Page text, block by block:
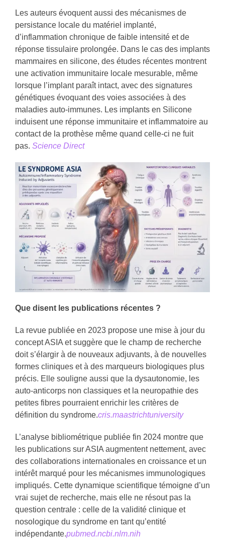
Les auteurs évoquent aussi des mécanismes de
persistance locale du matériel implanté,
d’inflammation chronique de faible intensité et de
réponse tissulaire prolongée. Dans le cas des implants
mammaires en silicone, des études récentes montrent
une activation immunitaire locale mesurable, même
lorsque l’implant paraît intact, avec des signatures
génétiques évoquant des voies associées à des
maladies auto-immunes. Les implants en Silicone
induisent une réponse immunitaire et inflammatoire au
contact de la prothèse même quand celle-ci ne fuit
pas. Science Direct
Que disent les publications récentes ?
La revue publiée en 2023 propose une mise à jour du
concept ASIA et suggère que le champ de recherche
doit s’élargir à de nouveaux adjuvants, à de nouvelles
formes cliniques et à des marqueurs biologiques plus
précis. Elle souligne aussi que la dysautonomie, les
auto-anticorps non classiques et la neuropathie des
petites fibres pourraient enrichir les critères de
définition du syndrome.cris.maastrichtuniversity
L’analyse bibliométrique publiée fin 2024 montre que
les publications sur ASIA augmentent nettement, avec
des collaborations internationales en croissance et un
intérêt marqué pour les mécanismes immunologiques
impliqués. Cette dynamique scientifique témoigne d’un
vrai sujet de recherche, mais elle ne résout pas la
question centrale : celle de la validité clinique et
nosologique du syndrome en tant qu’entité
indépendante.pubmed.ncbi.nlm.nih